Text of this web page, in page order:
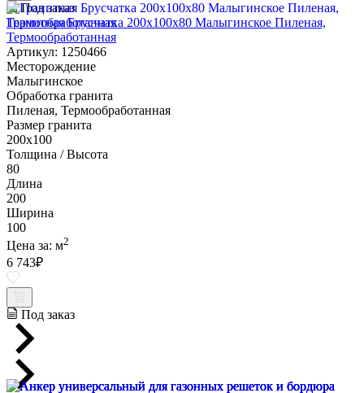
Под заказ
Гранитная Брусчатка 200х100x80 Малыгинское Пиленая,
Термообработанная
Артикул: 1250466
Месторождение
Малыгинское
Обработка гранита
Пиленая, Термообработанная
Размер гранита
200х100
Толщина / Высота
80
Длина
200
Ширина
100
Цена за: м2
6 743₽
Под заказ